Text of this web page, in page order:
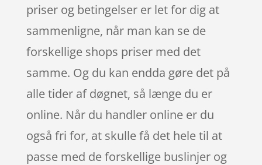
priser og betingelser er let for dig at
sammenligne, når man kan se de
forskellige shops priser med det
samme. Og du kan endda gøre det på
alle tider af døgnet, så længe du er
online. Når du handler online er du
også fri for, at skulle få det hele til at
passe med de forskellige buslinjer og